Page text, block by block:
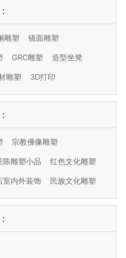
雕塑 镜面雕塑
GRC雕塑 造型坐凳
雕塑 3D打印
宗教佛像雕塑
陈雕塑小品 红色文化雕塑
室内外装饰 民族文化雕塑